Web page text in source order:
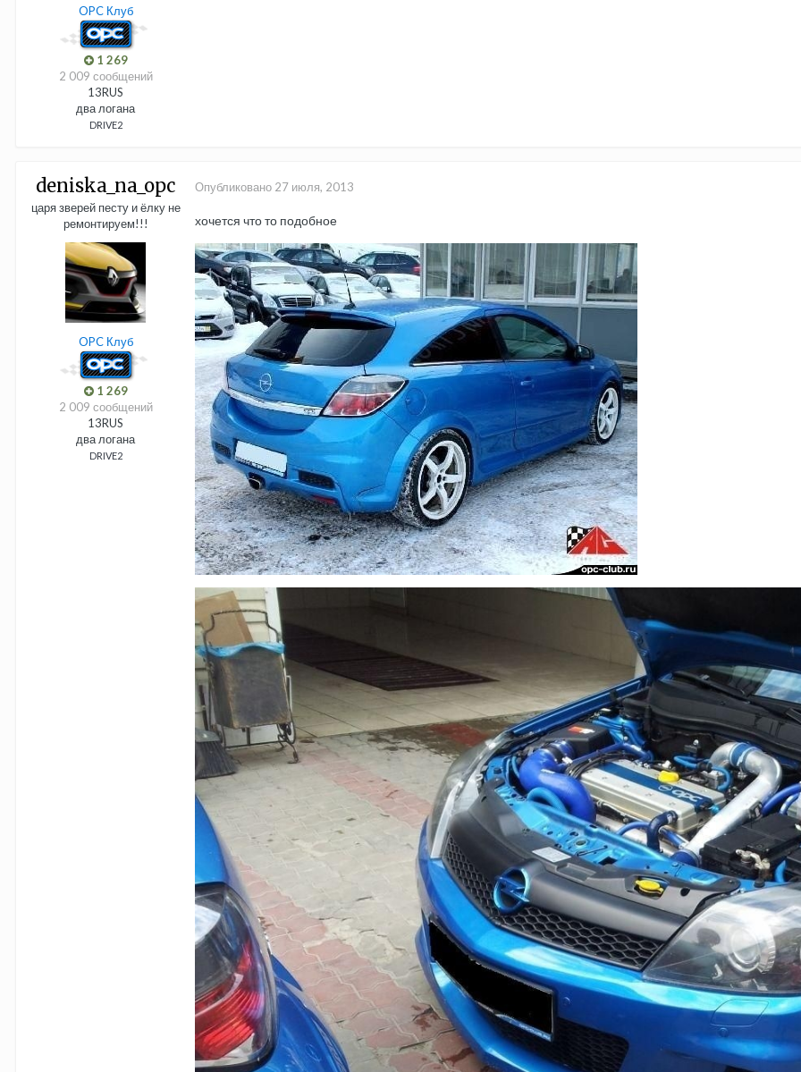
OPC Клуб
1 269
2 009 сообщений
13RUS
два логана
DRIVE2
deniska_na_opc
царя зверей песту и ёлку не
ремонтируем!!!
OPC Клуб
1 269
2 009 сообщений
13RUS
два логана
DRIVE2
Опубликовано 27 июля, 2013
хочется что то подобное